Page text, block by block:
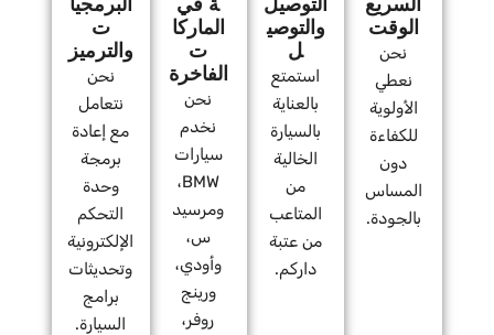
الوقت
نحن
نعطي
الأولوية
للكفاءة
دون
المساس
بالجودة.
والتوصي
ل
استمتع
بالعناية
بالسيارة
الخالية
من
المتاعب
من عتبة
داركم.
الماركا
ت
الفاخرة
نحن
نخدم
سيارات
BMW،
ومرسيد
س،
وأودي،
ورينج
روفر،
ت
والترميز
نحن
نتعامل
مع إعادة
برمجة
وحدة
التحكم
الإلكترونية
وتحديثات
برامج
السيارة.